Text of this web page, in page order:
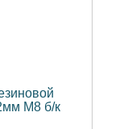
М8 б/к